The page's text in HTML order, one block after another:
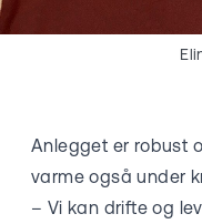
Anlegget er robust
varme også under
– Vi kan drifte og